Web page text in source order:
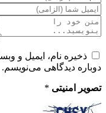
ذخیره نام، ایمیل و
دوباره دیدگاهی می‌نویسم.
تصویر امنیتی *